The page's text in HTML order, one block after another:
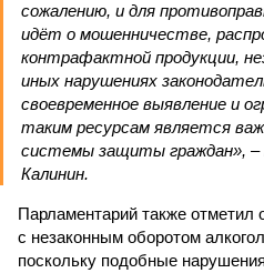
сожалению, и для
идёт о мошенничестве,
контрафактной продукции,
иных нарушениях
своевременное выявление и
таким ресурсам является
системы защиты граждан», –
Калинин.
Парламентарий также
с незаконным оборотом
поскольку подобные